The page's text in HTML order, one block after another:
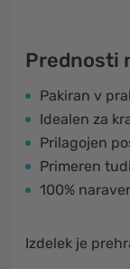
Prednosti
Pakiran v
Idealen za
Prilagojen
Primeren
100%
Izdelek je